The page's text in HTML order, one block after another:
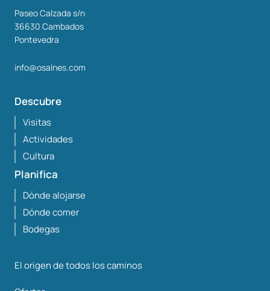
Paseo Calzada s/n
36630 Cambados
Pontevedra
info@osalnes.com
Descubre
Visitas
Actividades
Cultura
Planifica
Dónde alojarse
Dónde comer
Bodegas
El origen de todos los caminos